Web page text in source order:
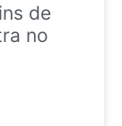
de
no